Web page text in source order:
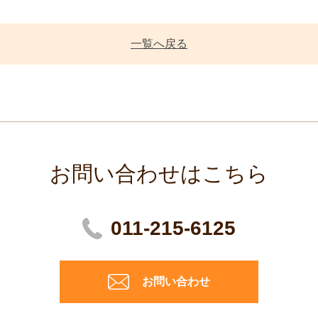
一覧へ戻る
お問い合わせはこちら
011-215-6125
お問い合わせ